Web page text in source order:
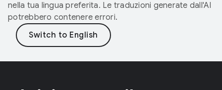
nella tua lingua preferita. Le traduzioni generate dall'AI
potrebbero contenere errori.